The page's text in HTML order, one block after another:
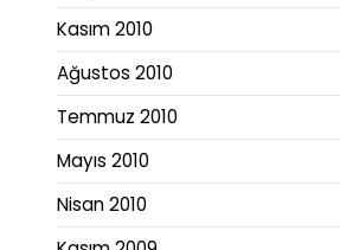
Kasım 2010
Ağustos 2010
Temmuz 2010
Mayıs 2010
Nisan 2010